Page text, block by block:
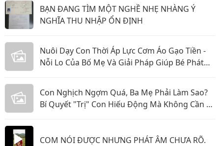
BẠN ĐANG TÌM MỘT NGHỀ NHẸ NHÀNG Ý
NGHĨA THU NHẬP ỔN ĐỊNH
Nuôi Dạy Con Thời Áp Lực Cơm Áo Gạo Tiền -
Nỗi Lo Của Bố Mẹ Và Giải Pháp Giúp Bé Phát
Con Nghịch Ngợm Quá, Ba Mẹ Phải Làm Sao?
Bí Quyết "Trị" Con Hiếu Động Mà Không Cần La
COM NÓI ĐƯỢC NHƯNG PHÁT ÂM CHƯA RÕ.